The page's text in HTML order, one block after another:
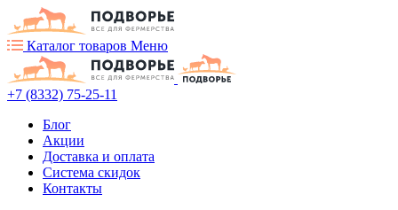
Каталог товаров Меню
+7 (8332) 75-25-11
Блог
Акции
Доставка и оплата
Система скидок
Контакты